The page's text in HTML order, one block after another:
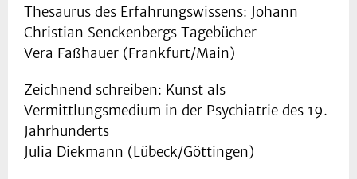
Thesaurus des Erfahrungswissens: Johann
Christian Senckenbergs Tagebücher
Vera Faßhauer (Frankfurt/Main)
Zeichnend schreiben: Kunst als
Vermittlungsmedium in der Psychiatrie des 19.
Jahrhunderts
Julia Diekmann (Lübeck/Göttingen)